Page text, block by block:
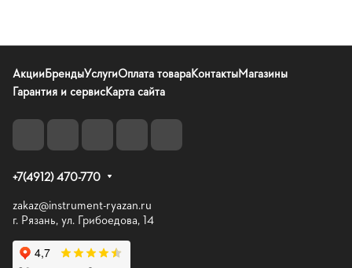
АкцииБрендыУслугиОплата товараКонтактыМагазины
Гарантия и сервисКарта сайта
+7(4912) 470-770
zakaz@instrument-ryazan.ru
г. Рязань, ул. Грибоедова, 14